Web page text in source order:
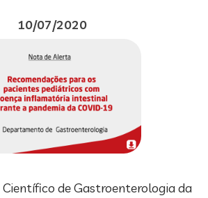
10/07/2020
de Gastroenterologia da